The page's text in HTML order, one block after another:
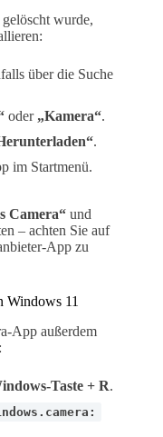
wurde,
über die Suche
oder „Kamera“.
.
im Startmenü.
Camera“ und
– achten Sie auf
App zu
Windows 11
App außerdem
Taste + R.